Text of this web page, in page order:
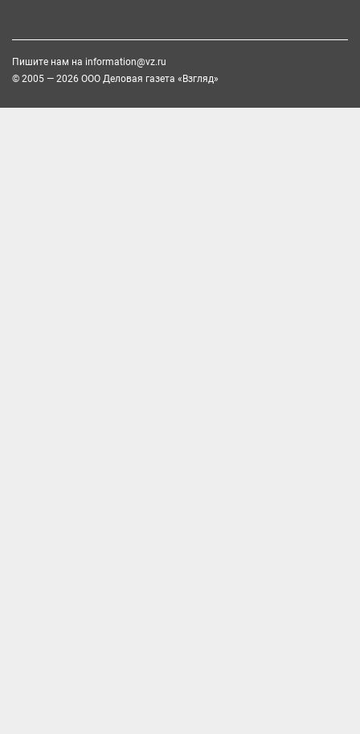
Пишите нам на information@vz.ru
© 2005 — 2026 ООО Деловая газета «Взгляд»